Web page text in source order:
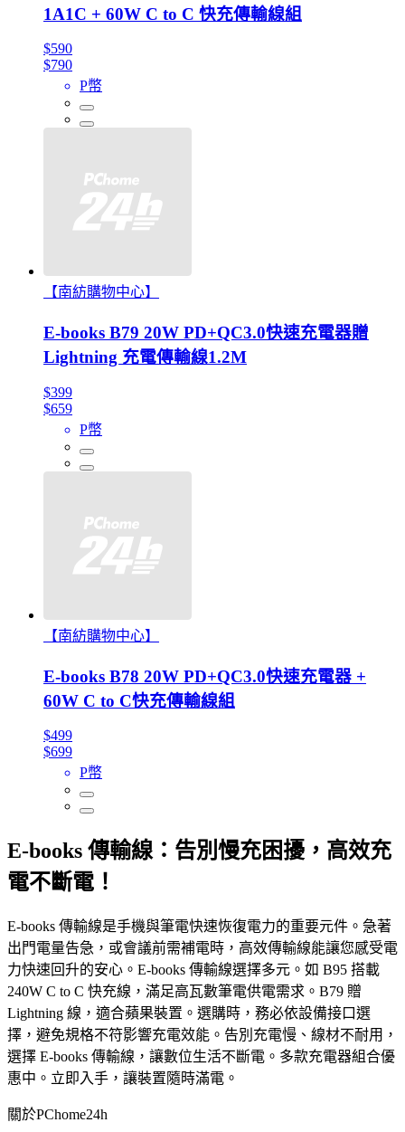
1A1C + 60W C to C 快充傳輸線組
$590
$790
P幣
【南紡購物中心】
E-books B79 20W PD+QC3.0快速充電器贈
Lightning 充電傳輸線1.2M
$399
$659
P幣
【南紡購物中心】
E-books B78 20W PD+QC3.0快速充電器 +
60W C to C快充傳輸線組
$499
$699
P幣
E-books 傳輸線：告別慢充困擾，高效充
電不斷電！
E-books 傳輸線是手機與筆電快速恢復電力的重要元件。急著
出門電量告急，或會議前需補電時，高效傳輸線能讓您感受電
力快速回升的安心。E-books 傳輸線選擇多元。如 B95 搭載
240W C to C 快充線，滿足高瓦數筆電供電需求。B79 贈
Lightning 線，適合蘋果裝置。選購時，務必依設備接口選
擇，避免規格不符影響充電效能。告別充電慢、線材不耐用，
選擇 E-books 傳輸線，讓數位生活不斷電。多款充電器組合優
惠中。立即入手，讓裝置隨時滿電。
關於PChome24h